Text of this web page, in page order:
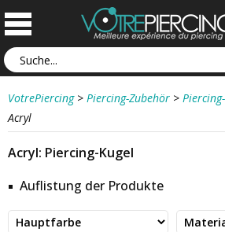
VotrePiercing > Piercing-Zubehör >
Acryl
Acryl: Piercing-Kugel
Auflistung der Produkte